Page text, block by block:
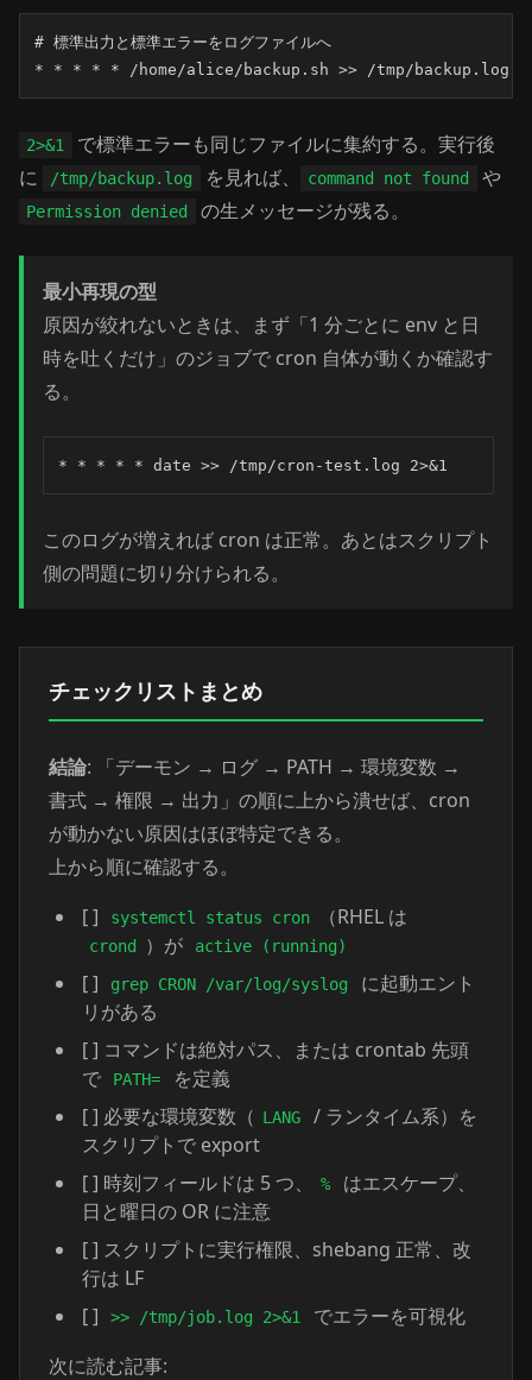
# 標準出力と標準エラーをログファイルへ
* * * * * /home/alice/backup.sh >> /tmp/backup.log
2>&1
で標準エラーも同じファイルに集約する。実行後
に
/tmp/backup.log を見れば、 command not found や
Permission denied の生メッセージが残る。
最小再現の型
原因が絞れないときは、まず「1 分ごとに env と日
時を吐くだけ」のジョブで cron 自体が動くか確認す
る。
* * * * * date >> /tmp/cron-test.log 2>&1
このログが増えれば cron は正常。あとはスクリプト
側の問題に切り分けられる。
チェックリストまとめ
結論: 「デーモン → ログ → PATH → 環境変数 →
書式 → 権限 → 出力」の順に上から潰せば、cron
が動かない原因はほぼ特定できる。
上から順に確認する。
[ ]
systemctl status cron （RHEL は
crond ）が active (running)
[ ] grep CRON /var/log/syslog
に起動エント
リがある
[ ] コマンドは絶対パス、または crontab 先頭
で
PATH=
を定義
[ ] 必要な環境変数（ LANG
/ ランタイム系）を
スクリプトで export
[ ] 時刻フィールドは 5 つ、
%
はエスケープ、
日と曜日の OR に注意
[ ] スクリプトに実行権限、shebang 正常、改
行は LF
[ ]
>> /tmp/job.log 2>&1
でエラーを可視化
次に読む記事: